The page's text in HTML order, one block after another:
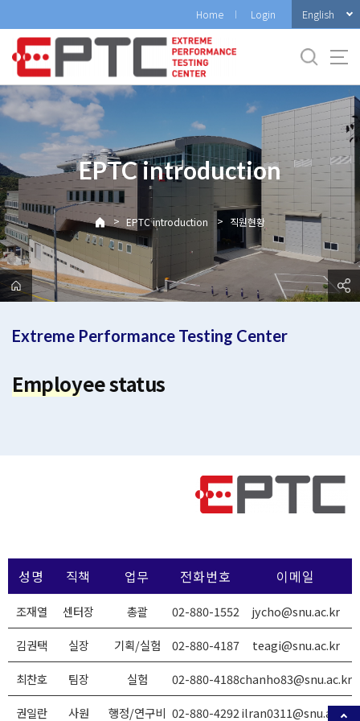
로
메
뉴
Home Login English
EPTC introduction
> EPTC introduction > 직원현황
Extreme Performance Testing Center
Employee status
성명 직책 업무 전화번호 이메일
조재열 센터장 총괄 02-880-1552
jycho@snu.ac.kr
김권택
실장 기획/실험 02-880-4187
teagi@snu.ac.kr
최찬호
팀장 실험 02-880-4188chanho83@snu.ac.kr
권일란
사원 행정/연구비 02-880-4292ilran0311@snu.ac.kr